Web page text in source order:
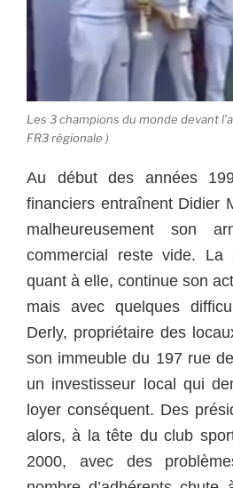
Les 3 champions du monde devant
FR3 régionale )
Au début des années
financiers entraînent Didier
malheureusement son
commercial reste vide. La
quant à elle, continue son
mais avec quelques
Derly, propriétaire des
son immeuble du 197 rue
un investisseur local qui
loyer conséquent. Des
alors, à la tête du club
2000, avec des